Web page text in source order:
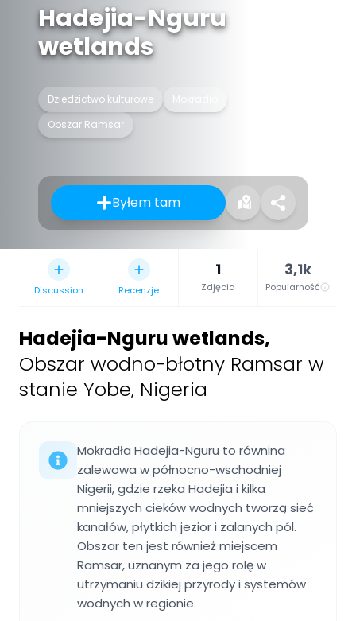
Hadejia-Nguru
wetlands
Dziedzictwo kulturowe
Mokradło
Obszar Ramsar
Byłem tam
Discussion Recenzje
1
Zdjęcia
3,1k
Popularność
Hadejia-Nguru wetlands,
Obszar wodno-błotny Ramsar w
stanie Yobe, Nigeria
Mokradła Hadejia-Nguru to równina
zalewowa w północno-wschodniej
Nigerii, gdzie rzeka Hadejia i kilka
mniejszych cieków wodnych tworzą sieć
kanałów, płytkich jezior i zalanych pól.
Obszar ten jest również miejscem
Ramsar, uznanym za jego rolę w
utrzymaniu dzikiej przyrody i systemów
wodnych w regionie.